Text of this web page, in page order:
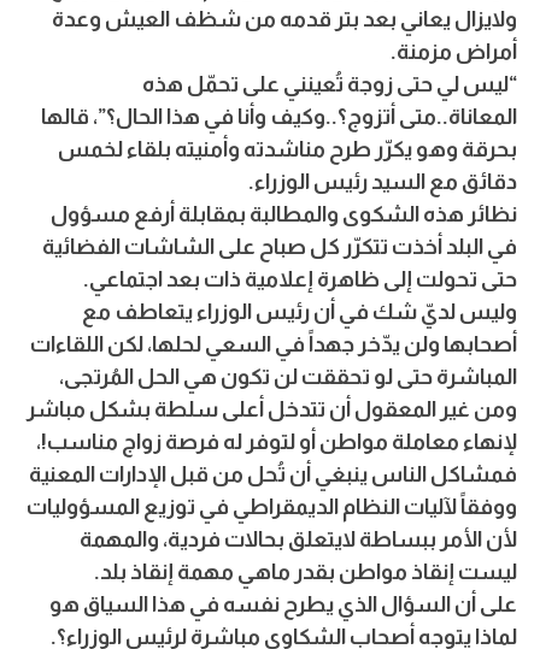
ولايزال يعاني بعد بتر قدمه من شظف العيش وعدة
أمراض مزمنة.
“ليس لي حتى زوجة تُعينني على تحمّل هذه
المعاناة..متى أتزوج؟..وكيف وأنا في هذا الحال؟”، قالها
بحرقة وهو يكرّر طرح مناشدته وأمنيته بلقاء لخمس
دقائق مع السيد رئيس الوزراء.
نظائر هذه الشكوى والمطالبة بمقابلة أرفع مسؤول
في البلد أخذت تتكرّر كل صباح على الشاشات الفضائية
حتى تحولت إلى ظاهرة إعلامية ذات بعد اجتماعي.
وليس لديّ شك في أن رئيس الوزراء يتعاطف مع
أصحابها ولن يدّخر جهداً في السعي لحلها، لكن اللقاءات
المباشرة حتى لو تحققت لن تكون هي الحل المُرتجى،
ومن غير المعقول أن تتدخل أعلى سلطة بشكل مباشر
لإنهاء معاملة مواطن أو لتوفر له فرصة زواج مناسب!،
فمشاكل الناس ينبغي أن تُحل من قبل الإدارات المعنية
ووفقاً لآليات النظام الديمقراطي في توزيع المسؤوليات
لأن الأمر ببساطة لايتعلق بحالات فردية، والمهمة
ليست إنقاذ مواطن بقدر ماهي مهمة إنقاذ بلد.
على أن السؤال الذي يطرح نفسه في هذا السياق هو
لماذا يتوجه أصحاب الشكاوى مباشرة لرئيس الوزراء؟.